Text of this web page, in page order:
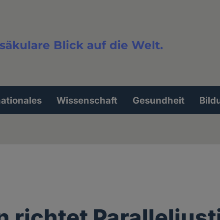
Blick auf die Welt.
Wissenschaft Gesundheit